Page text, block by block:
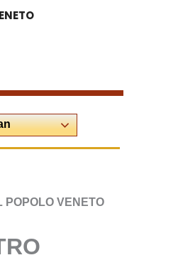
POPOLO VENETO